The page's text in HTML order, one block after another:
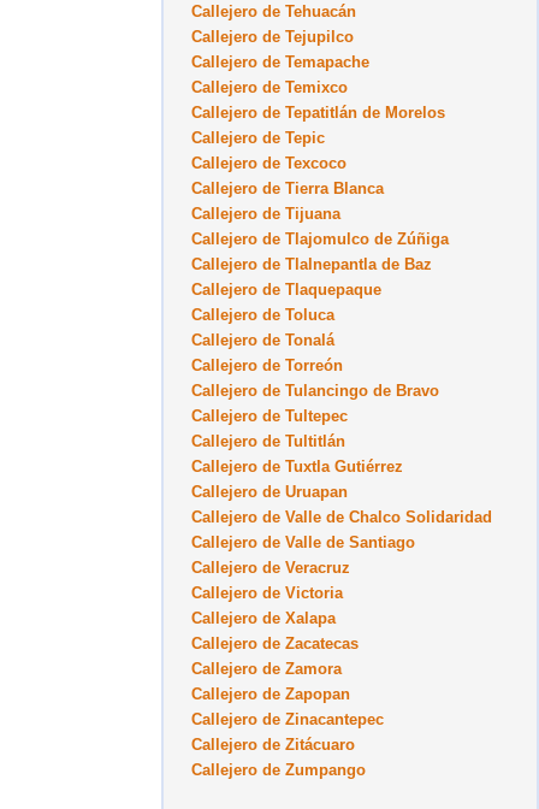
Callejero de Tehuacán
Callejero de Tejupilco
Callejero de Temapache
Callejero de Temixco
Callejero de Tepatitlán de Morelos
Callejero de Tepic
Callejero de Texcoco
Callejero de Tierra Blanca
Callejero de Tijuana
Callejero de Tlajomulco de Zúñiga
Callejero de Tlalnepantla de Baz
Callejero de Tlaquepaque
Callejero de Toluca
Callejero de Tonalá
Callejero de Torreón
Callejero de Tulancingo de Bravo
Callejero de Tultepec
Callejero de Tultitlán
Callejero de Tuxtla Gutiérrez
Callejero de Uruapan
Callejero de Valle de Chalco Solidaridad
Callejero de Valle de Santiago
Callejero de Veracruz
Callejero de Victoria
Callejero de Xalapa
Callejero de Zacatecas
Callejero de Zamora
Callejero de Zapopan
Callejero de Zinacantepec
Callejero de Zitácuaro
Callejero de Zumpango